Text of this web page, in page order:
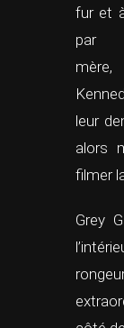
fur et
par
mère,
leur
alors
filmer
Grey